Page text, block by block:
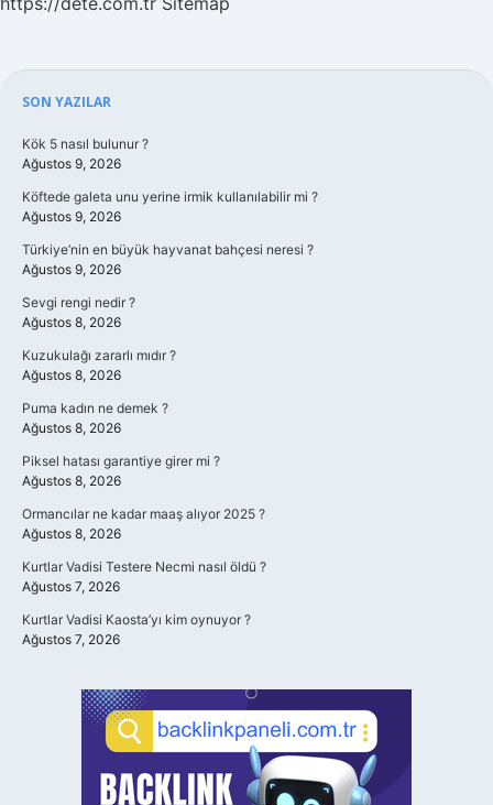
Sidebar
SON YAZILAR
Kök 5 nasıl bulunur ?
Ağustos 9, 2026
Köftede galeta unu yerine irmik kullanılabilir mi ?
Ağustos 9, 2026
Türkiye’nin en büyük hayvanat bahçesi neresi ?
Ağustos 9, 2026
Sevgi rengi nedir ?
Ağustos 8, 2026
Kuzukulağı zararlı mıdır ?
Ağustos 8, 2026
Puma kadın ne demek ?
Ağustos 8, 2026
Piksel hatası garantiye girer mi ?
Ağustos 8, 2026
Ormancılar ne kadar maaş alıyor 2025 ?
Ağustos 8, 2026
Kurtlar Vadisi Testere Necmi nasıl öldü ?
Ağustos 7, 2026
Kurtlar Vadisi Kaosta’yı kim oynuyor ?
Ağustos 7, 2026